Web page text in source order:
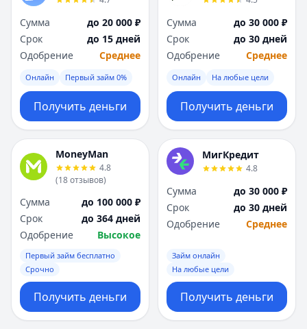
Сумма
до 20 000 ₽
Срок
до 15 дней
Одобрение
Среднее
Онлайн Первый займ 0%
Получить деньги
Сумма
до 30 000 ₽
Срок
до 30 дней
Одобрение
Среднее
Онлайн На любые цели
Получить деньги
MoneyMan
4.8
(18отзывов)
Сумма
до 100 000 ₽
Срок
до 364 дней
Одобрение
Высокое
Первый займ бесплатно
Срочно
Получить деньги
МигКредит
4.8
Сумма
до 30 000 ₽
Срок
до 30 дней
Одобрение
Среднее
Займ онлайн
На любые цели
Получить деньги